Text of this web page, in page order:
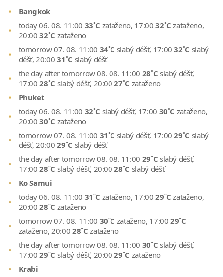
Bangkok
today 06. 08. 11:00 33˚C zataženo, 17:0032˚C zataženo,
20:0032˚C zataženo
tomorrow 07. 08. 11:00 34˚C slabý déšť, 17:0032˚C slabý
déšť, 20:0031˚C slabý déšť
the day after tomorrow 08. 08. 11:00 28˚C slabý déšť,
17:0028˚C slabý déšť, 20:0027˚C zataženo
Phuket
today 06. 08. 11:00 32˚C slabý déšť, 17:00 30˚C zataženo,
20:0030˚C zataženo
tomorrow 07. 08. 11:00 31˚C slabý déšť, 17:0029˚C slabý
déšť, 20:0029˚C slabý déšť
the day after tomorrow 08. 08. 11:00 29˚C slabý déšť,
17:0028˚C slabý déšť, 20:0028˚C slabý déšť
Ko Samui
today 06. 08. 11:00 31˚C zataženo, 17:0029˚C zataženo,
20:0028˚C zataženo
tomorrow 07. 08. 11:00 30˚C zataženo, 17:0029˚C
zataženo, 20:00 28˚C zataženo
the day after tomorrow 08. 08. 11:00 30˚C slabý déšť,
17:0029˚C slabý déšť, 20:0029˚C zataženo
Krabi